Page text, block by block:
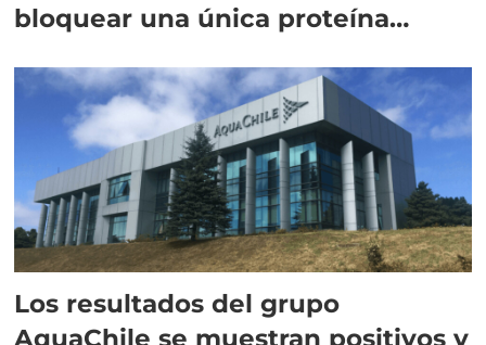
bloquear una única proteína
Los resultados del grupo
AquaChile se muestran positivos y